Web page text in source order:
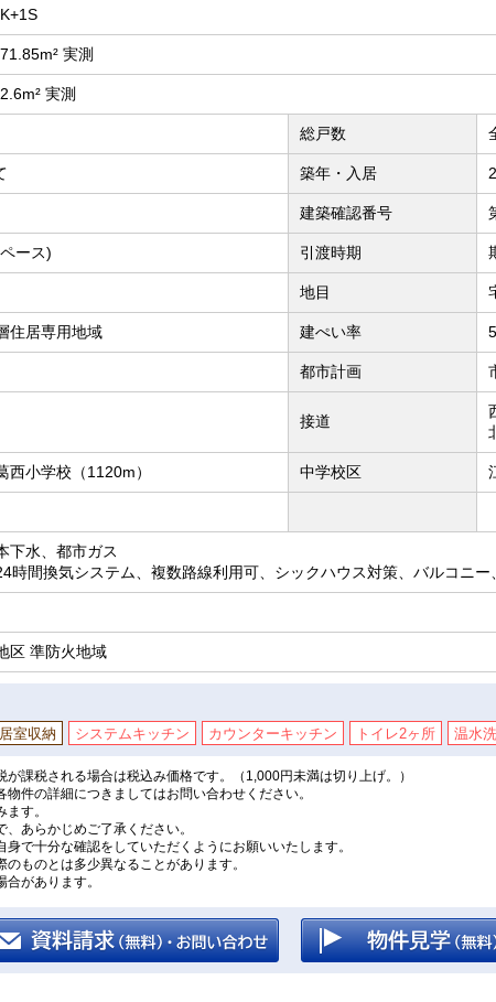
実測
実測
総戸数
築年・入居
建築確認番号
ース) 引渡時期
地目
住居専用地域 建ぺい率
都市計画
接道
西小学校（1120m） 中学校区
下水、都市ガス
時間換気システム、複数路線利用可、シックハウス対策、バルコニー
区 準防火地域
室収納 システムキッチン カウンターキッチン トイレ2ヶ所 温水
課税される場合は税込み価格です。（1,000円未満は切り上げ。）
件の詳細につきましてはお問い合わせください。
す。
あらかじめご了承ください。
で十分な確認をしていただくようにお願いいたします。
ものとは多少異なることがあります。
があります。